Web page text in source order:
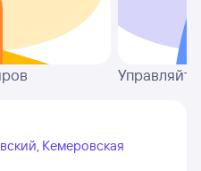
Кемеровская